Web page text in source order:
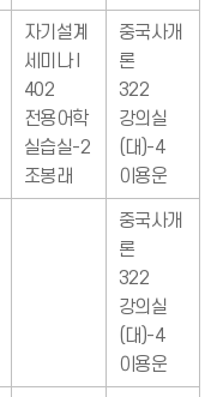
자기설계
세미나 I
402
전용어학
실습실-2
조봉래
중국사개
론
322
강의실
(대)-4
이용운
중국사개
론
322
강의실
(대)-4
이용운